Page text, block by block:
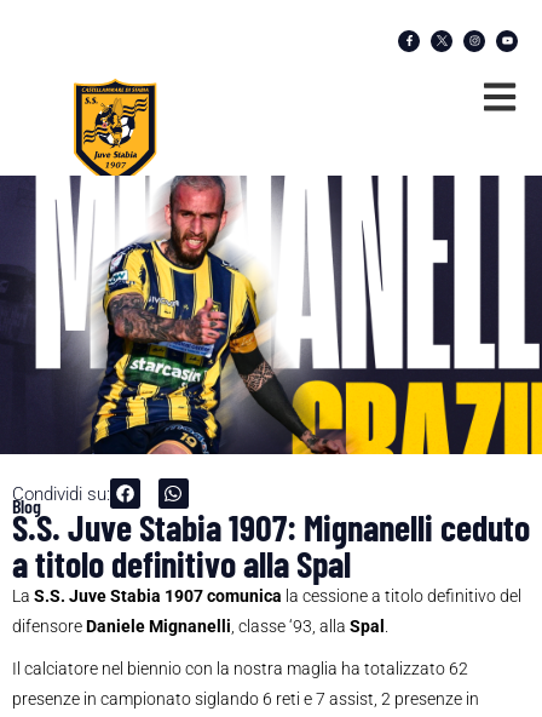
Condividi su:
Blog
S.S. Juve Stabia 1907: Mignanelli ceduto
a titolo definitivo alla Spal
La S.S. Juve Stabia 1907 comunica la cessione a titolo definitivo del
difensoreDaniele Mignanelli , classe ‘93, alla Spal
Il calciatore nel biennio con la nostra maglia ha totalizzato 62
presenze in campionato siglando 6 reti e 7 assist, 2 presenze in